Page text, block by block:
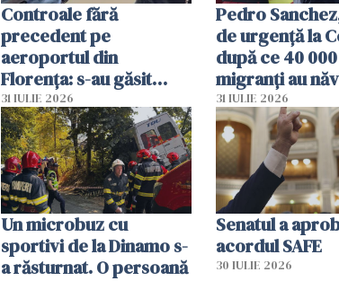
Controale fără
precedent pe
aeroportul din
Florența: s-au găsit
capete de aligator și o
sumă imensă de bani
31 IULIE 2026
Pedro
de urgență la
după ce 40
migranți au
teritoriul
mobiliza toate
resursele"
31 IULIE 2026
Un microbuz cu
sportivi de la Dinamo s-
a răsturnat. O persoană
Senatul a
acordul SAFE
30 IULIE 2026